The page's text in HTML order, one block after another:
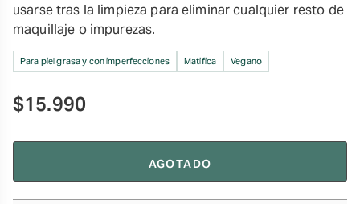
usarse tras la limpieza para eliminar cualquier resto de
maquillaje o impurezas.
Para piel grasa y con imperfecciones Matifica Vegano
$15.990
AGOTADO